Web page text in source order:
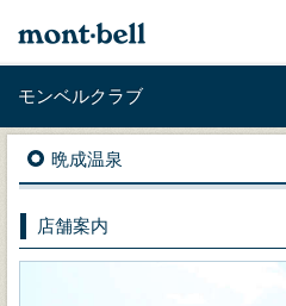
モンベルクラブ
晩成温泉
店舗案内